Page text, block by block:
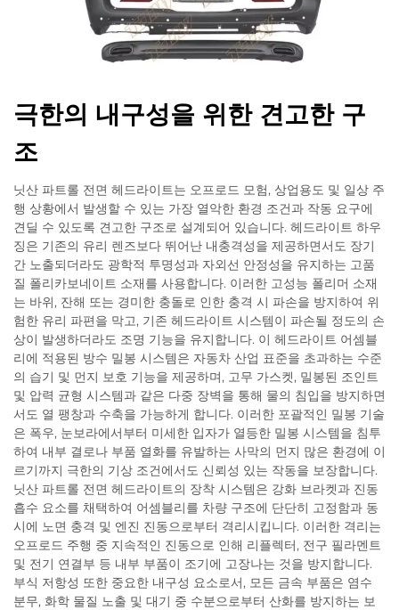
극한의 내구성을 위한 견고한 구
조
닛산 파트롤 전면 헤드라이트는 오프로드 모험, 상업용도 및 일상 주
행 상황에서 발생할 수 있는 가장 열악한 환경 조건과 작동 요구에
견딜 수 있도록 견고한 구조로 설계되어 있습니다. 헤드라이트 하우
징은 기존의 유리 렌즈보다 뛰어난 내충격성을 제공하면서도 장기
간 노출되더라도 광학적 투명성과 자외선 안정성을 유지하는 고품
질 폴리카보네이트 소재를 사용합니다. 이러한 고성능 폴리머 소재
는 바위, 잔해 또는 경미한 충돌로 인한 충격 시 파손을 방지하여 위
험한 유리 파편을 막고, 기존 헤드라이트 시스템이 파손될 정도의 손
상이 발생하더라도 조명 기능을 유지합니다. 이 헤드라이트 어셈블
리에 적용된 방수 밀봉 시스템은 자동차 산업 표준을 초과하는 수준
의 습기 및 먼지 보호 기능을 제공하며, 고무 가스켓, 밀봉된 조인트
및 압력 균형 시스템과 같은 다중 장벽을 통해 물의 침입을 방지하면
서도 열 팽창과 수축을 가능하게 합니다. 이러한 포괄적인 밀봉 기술
은 폭우, 눈보라에서부터 미세한 입자가 열등한 밀봉 시스템을 침투
하여 내부 결로나 부품 열화를 유발하는 사막의 먼지 많은 환경에 이
르기까지 극한의 기상 조건에서도 신뢰성 있는 작동을 보장합니다.
닛산 파트롤 전면 헤드라이트의 장착 시스템은 강화 브라켓과 진동
흡수 요소를 채택하여 어셈블리를 차량 구조에 단단히 고정함과 동
시에 노면 충격 및 엔진 진동으로부터 격리시킵니다. 이러한 격리는
오프로드 주행 중 지속적인 진동으로 인해 리플렉터, 전구 필라멘트
및 전기 연결부 등 내부 부품이 조기에 고장나는 것을 방지합니다.
부식 저항성 또한 중요한 내구성 요소로서, 모든 금속 부품은 염수
분무, 화학 물질 노출 및 대기 중 수분으로부터 산화를 방지하는 보